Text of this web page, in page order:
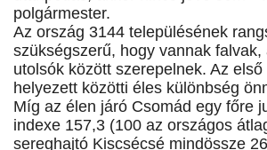
polgármester.
Az ország 3144 településének
szükségszerű, hogy vannak falvak,
utolsók között szerepelnek. Az
helyezett közötti éles különbség
Míg az élen járó Csomád egy főre
indexe 157,3 (100 az országos
sereghajtó Kiscsécsé mindössze